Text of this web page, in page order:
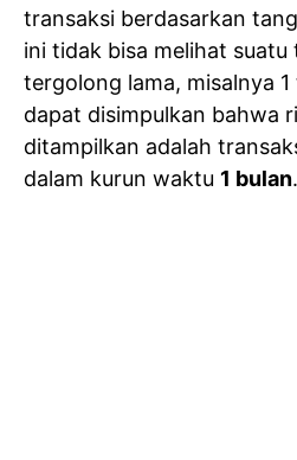
transaksi berdasarkan
ini tidak bisa melihat suatu
tergolong lama, misalnya
dapat disimpulkan bahwa
ditampilkan adalah
dalam kurun waktu 1 bulan.